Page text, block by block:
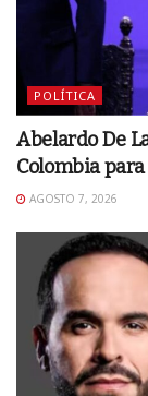
POLÍTICA
Abelardo De
Colombia
AGOSTO 7, 2026